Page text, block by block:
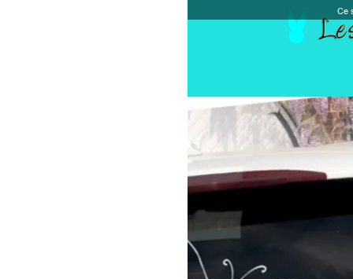
Ce site et des sites tiers qu'il utilise collectent des